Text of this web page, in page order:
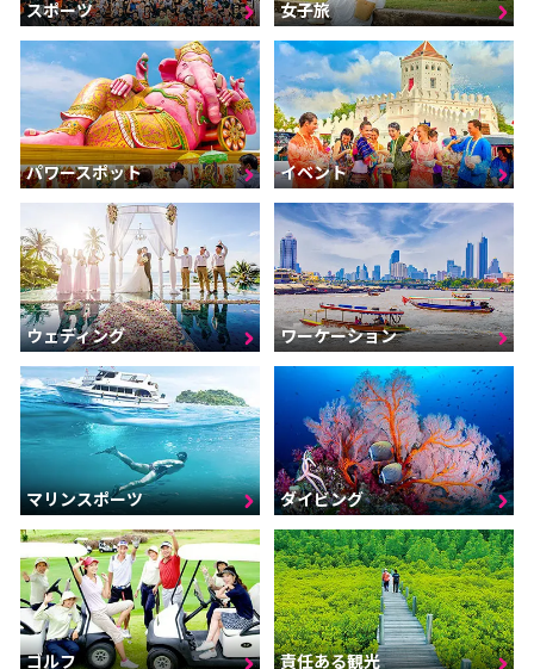
スポーツ 女子旅
パワースポット イベント
ウェディング ワーケーション
マリンスポーツ ダイビング
ゴルフ 責任ある観光